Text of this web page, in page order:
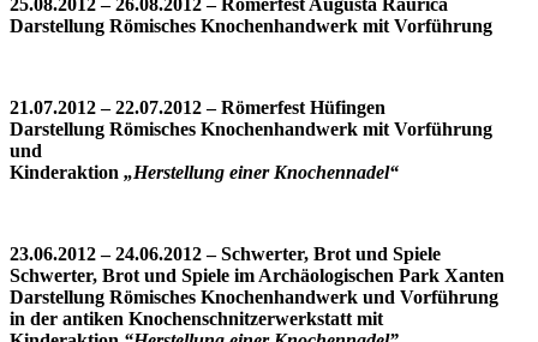
Darstellung Römisches Knochenhandwerk mit Vorführung
21.07.2012 – 22.07.2012 – Römerfest Hüfingen
Darstellung Römisches Knochenhandwerk mit Vorführung
und
Kinderaktion „Herstellung einer Knochennadel“
23.06.2012 – 24.06.2012 – Schwerter, Brot und Spiele
Schwerter, Brot und Spiele im Archäologischen Park Xanten
Darstellung Römisches Knochenhandwerk und Vorführung
in der antiken Knochenschnitzerwerkstatt mit